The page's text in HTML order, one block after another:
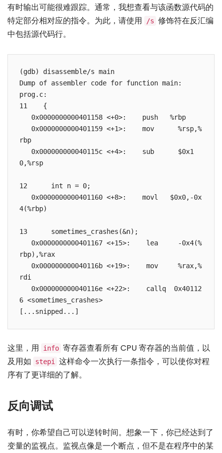
有时输出可能很难跟踪。通常，我想查看与该函数源代码的
特定部分相对应的指令。为此，请使用
/s 修饰符在反汇编
中包括源代码行。
(gdb) disassemble/s main
Dump of assembler code for function main:
prog.c:
11    {
rbp
0,%rsp
12      int n = 0;
4(%rbp)
13      sometimes_crashes(&n);
rbp),%rax
rdi
6 <sometimes_crashes>
[...snipped...]
这里，用 info 寄存器查看所有 CPU 寄存器的当前值，以
及用如
stepi
这样命令一次执行一条指令，可以使你对程
序有了更详细的了解。
反向调试
有时，你希望自己可以逆转时间。想象一下，你已经达到了
变量的监视点。监视点像是一个断点，但不是在程序中的某